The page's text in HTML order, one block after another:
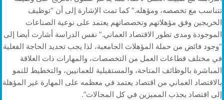
تتناسب مع تخصصه، ومؤهله.” كما تمت الإشارة إلى أن “توظيف
الخريجين وفق مؤهلاتهم وتخصصاتهم يعتمد على نوعية الصناعات
الموجودة ومدى تطور الاقتصاد العماني.” نفس الدراسة أشارت أيضا إلى
“وجود فائض من حملة المؤهلات الجامعية، لذا يجب تحديد الحاجة الفعلية
في مختلف قطاعات العمل من التخصصات، والمهارات ذات العلاقة
المباشرة بالوظائف المتاحة، والمستقبلية للعمانيين، والتخطيط للنمو
بالاقتصاد العماني من اقتصاد يعتمد في معظمه على المهارة غير المؤهلة
إلى اقتصاد يجذب المميزين في كل المجالات”.